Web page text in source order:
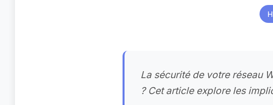
La sécurité de votre réseau
? Cet article explore les